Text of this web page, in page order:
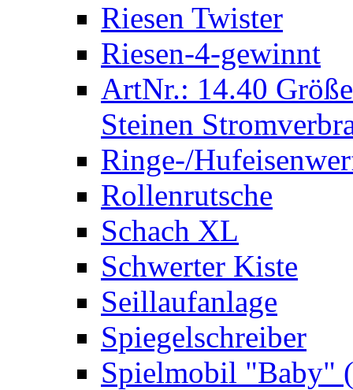
Riesen Twister
Riesen-4-gewinnt
ArtNr.: 14.40
Steinen
Ringe-/
Rollenrutsche
Schach XL
Schwerter Kiste
Seillaufanlage
Spiegelschreiber
Spielmobil "Baby"